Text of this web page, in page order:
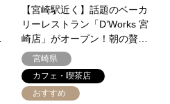
【宮崎駅近く】話題のベーカ
リーレストラン「D’Works 宮
崎店」がオープン！朝の贅…
宮崎県
カフェ・喫茶店
おすすめ